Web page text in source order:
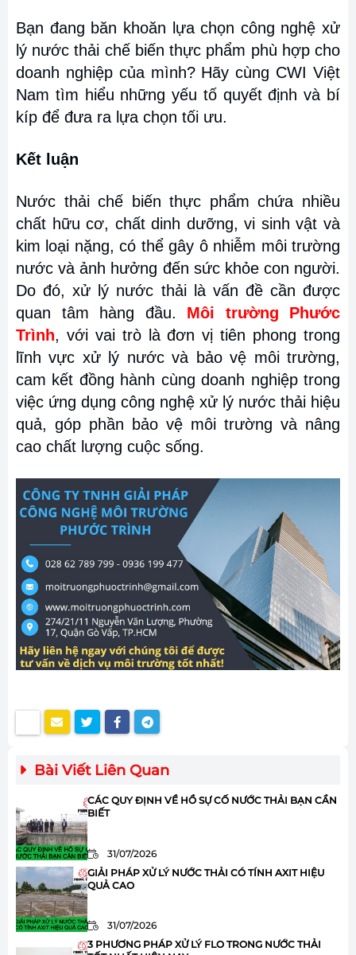
Bạn đang băn khoăn lựa chọn công nghệ xử
lý nước thải chế biến thực phẩm phù hợp cho
doanh nghiệp của mình? Hãy cùng CWI Việt
Nam tìm hiểu những yếu tố quyết định và bí
kíp để đưa ra lựa chọn tối ưu.
Kết luận
Nước thải chế biến thực phẩm chứa nhiều
chất hữu cơ, chất dinh dưỡng, vi sinh vật và
kim loại nặng, có thể gây ô nhiễm môi trường
nước và ảnh hưởng đến sức khỏe con người.
Do đó, xử lý nước thải là vấn đề cần được
quan tâm hàng đầu. Môi trường Phước
Trình, với vai trò là đơn vị tiên phong trong
lĩnh vực xử lý nước và bảo vệ môi trường,
cam kết đồng hành cùng doanh nghiệp trong
việc ứng dụng công nghệ xử lý nước thải hiệu
quả, góp phần bảo vệ môi trường và nâng
cao chất lượng cuộc sống.
Bài Viết Liên Quan
CÁC QUY ĐỊNH VỀ HỒ SỰ CỐ NƯỚC THẢI BẠN CẦN
BIẾT
31/07/2026
GIẢI PHÁP XỬ LÝ NƯỚC THẢI CÓ TÍNH AXIT HIỆU
QUẢ CAO
31/07/2026
3 PHƯƠNG PHÁP XỬ LÝ FLO TRONG NƯỚC THẢI